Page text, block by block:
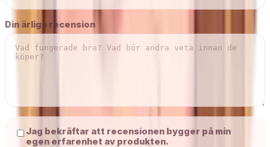
Din ärliga recension
Jag bekräftar att recensionen bygger på min
egen erfarenhet av produkten.